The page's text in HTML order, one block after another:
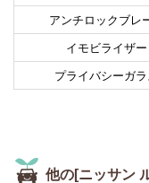
アンチロックブレ
イモビライザー
プライバシーガラ
他の[ニッサン